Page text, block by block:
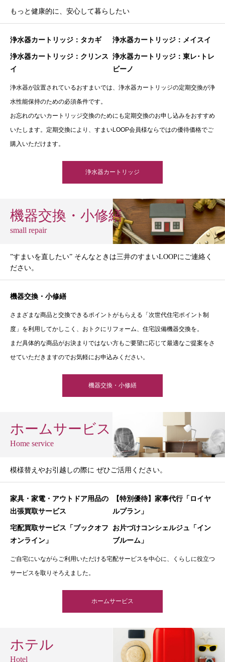
もっと健康的に、安心して暮らしたい
浄水器カートリッジ：タカギ 浄水器カートリッジ：メイスイ
浄水器カートリッジ：クリンス
イ
浄水器カートリッジ：東レ･トレ
ビーノ
浄水器が設置されているおすまいでは、浄水器カートリッジの定期交換が浄
水性能保持のための必須条件です。
お忘れのないカートリッジ交換のためにも定期交換のお申し込みをおすすめ
いたします。定期交換により、すまいLOOP会員様ならではの優待価格でご
購入いただけます。
浄水器カートリッジ
機器交換・小修繕
small repair
”すまいを直したい” そんなときは三井のすまいLOOPにご連絡く
ださい。
機器交換・小修繕
さまざまな商品と交換できるポイントがもらえる「次世代住宅ポイント制
度」を利用してかしこく、おトクにリフォーム、住宅設備機器交換を。
まだ具体的な商品がお決まりではない方もご要望に応じて最適なご提案をさ
せていただきますのでお気軽にお申込みください。
機器交換・小修繕
ホームサービス
Home service
模様替えやお引越しの際に ぜひご活用ください。
家具・家電・アウトドア用品の
出張買取サービス
【特別優待】家事代行「ロイヤ
ルプラン」
宅配買取サービス「ブックオフ
オンライン」
お片づけコンシェルジュ「イン
ブルーム」
ご自宅にいながらご利用いただける宅配サービスを中心に、くらしに役立つ
サービスを取りそろえました。
ホームサービス
ホテル
Hotel